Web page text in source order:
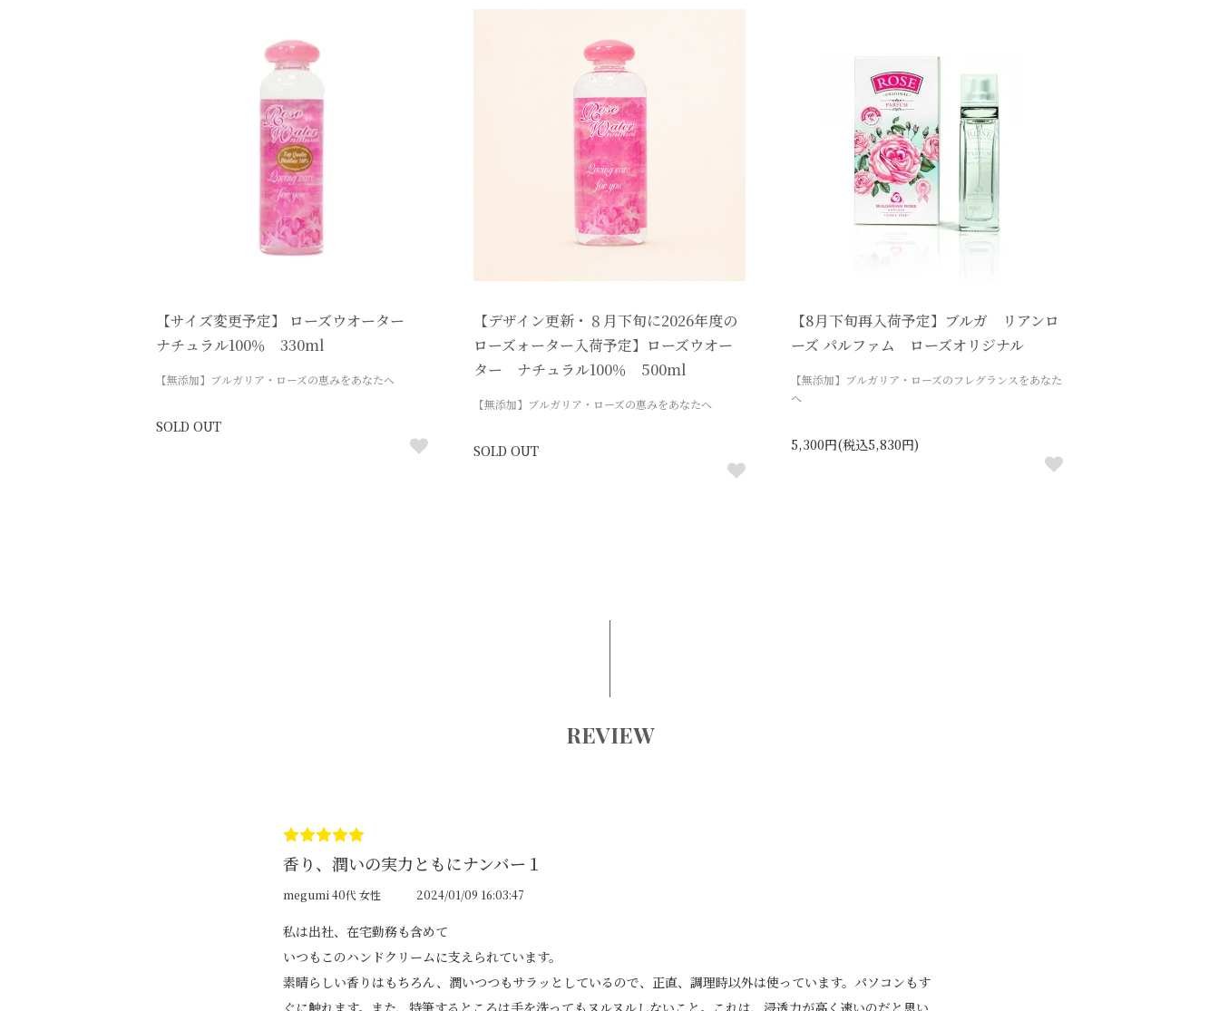
【サイズ変更予定】 ローズウオーター
ナチュラル100％ 330ml
【無添加】ブルガリア・ローズの恵みをあなたへ
SOLD OUT
【デザイン更新・８月下旬に2026年度の
ローズォーター入荷予定】ローズウオー
ター ナチュラル100％ 500ml
【無添加】ブルガリア・ローズの恵みをあなたへ
SOLD OUT
【8月下旬再入荷予定】ブルガ リアンロ
ーズ パルファム ローズオリジナル
【無添加】ブルガリア・ローズのフレグランスをあなた
へ
5,300円(税込5,830円)
REVIEW
香り、潤いの実力ともにナンバー１
megumi 40代 女性 2024/01/09 16:03:47
私は出社、在宅勤務も含めて
いつもこのハンドクリームに支えられています。
素晴らしい香りはもちろん、潤いつつもサラッとしているので、正直、調理時以外は使っています。パソコンもす
ぐに触れます。また、特筆するところは手を洗ってもヌルヌルしないこと。これは、浸透力が高く速いのだと思い